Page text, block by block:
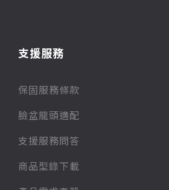
支援服務
保固服務條款
臉盆龍頭適配
支援服務問答
商品型錄下載